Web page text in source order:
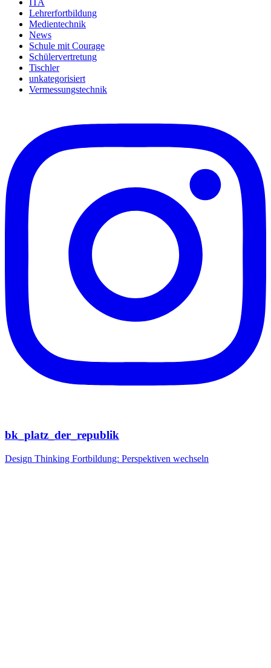
Lehrerfortbildung
Medientechnik
News
Schule mit Courage
Schülervertretung
Tischler
unkategorisiert
Vermessungstechnik
bk_platz_der_republik
Design Thinking Fortbildung: Perspektiven wechseln